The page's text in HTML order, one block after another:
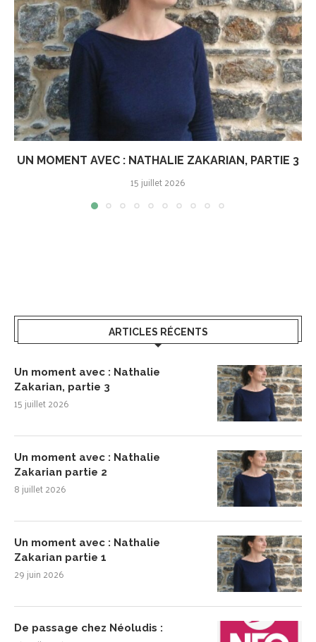
UN MOMENT AVEC : NATHALIE ZAKARIAN, PARTIE 3
15 juillet 2026
ARTICLES RÉCENTS
Un moment avec : Nathalie
Zakarian, partie 3
15 juillet 2026
Un moment avec : Nathalie
Zakarian partie 2
8 juillet 2026
Un moment avec : Nathalie
Zakarian partie 1
29 juin 2026
De passage chez Néoludis :